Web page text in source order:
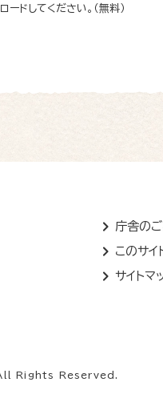
ドしてください。（無料）
庁舎の
このサイ
サイトマ
Rights Reserved.